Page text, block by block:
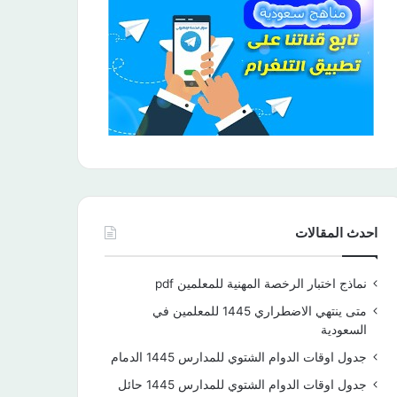
احدث المقالات
نماذج اختبار الرخصة المهنية للمعلمين pdf
متى ينتهي الاضطراري 1445 للمعلمين في
السعودية
جدول اوقات الدوام الشتوي للمدارس 1445 الدمام
جدول اوقات الدوام الشتوي للمدارس 1445 حائل